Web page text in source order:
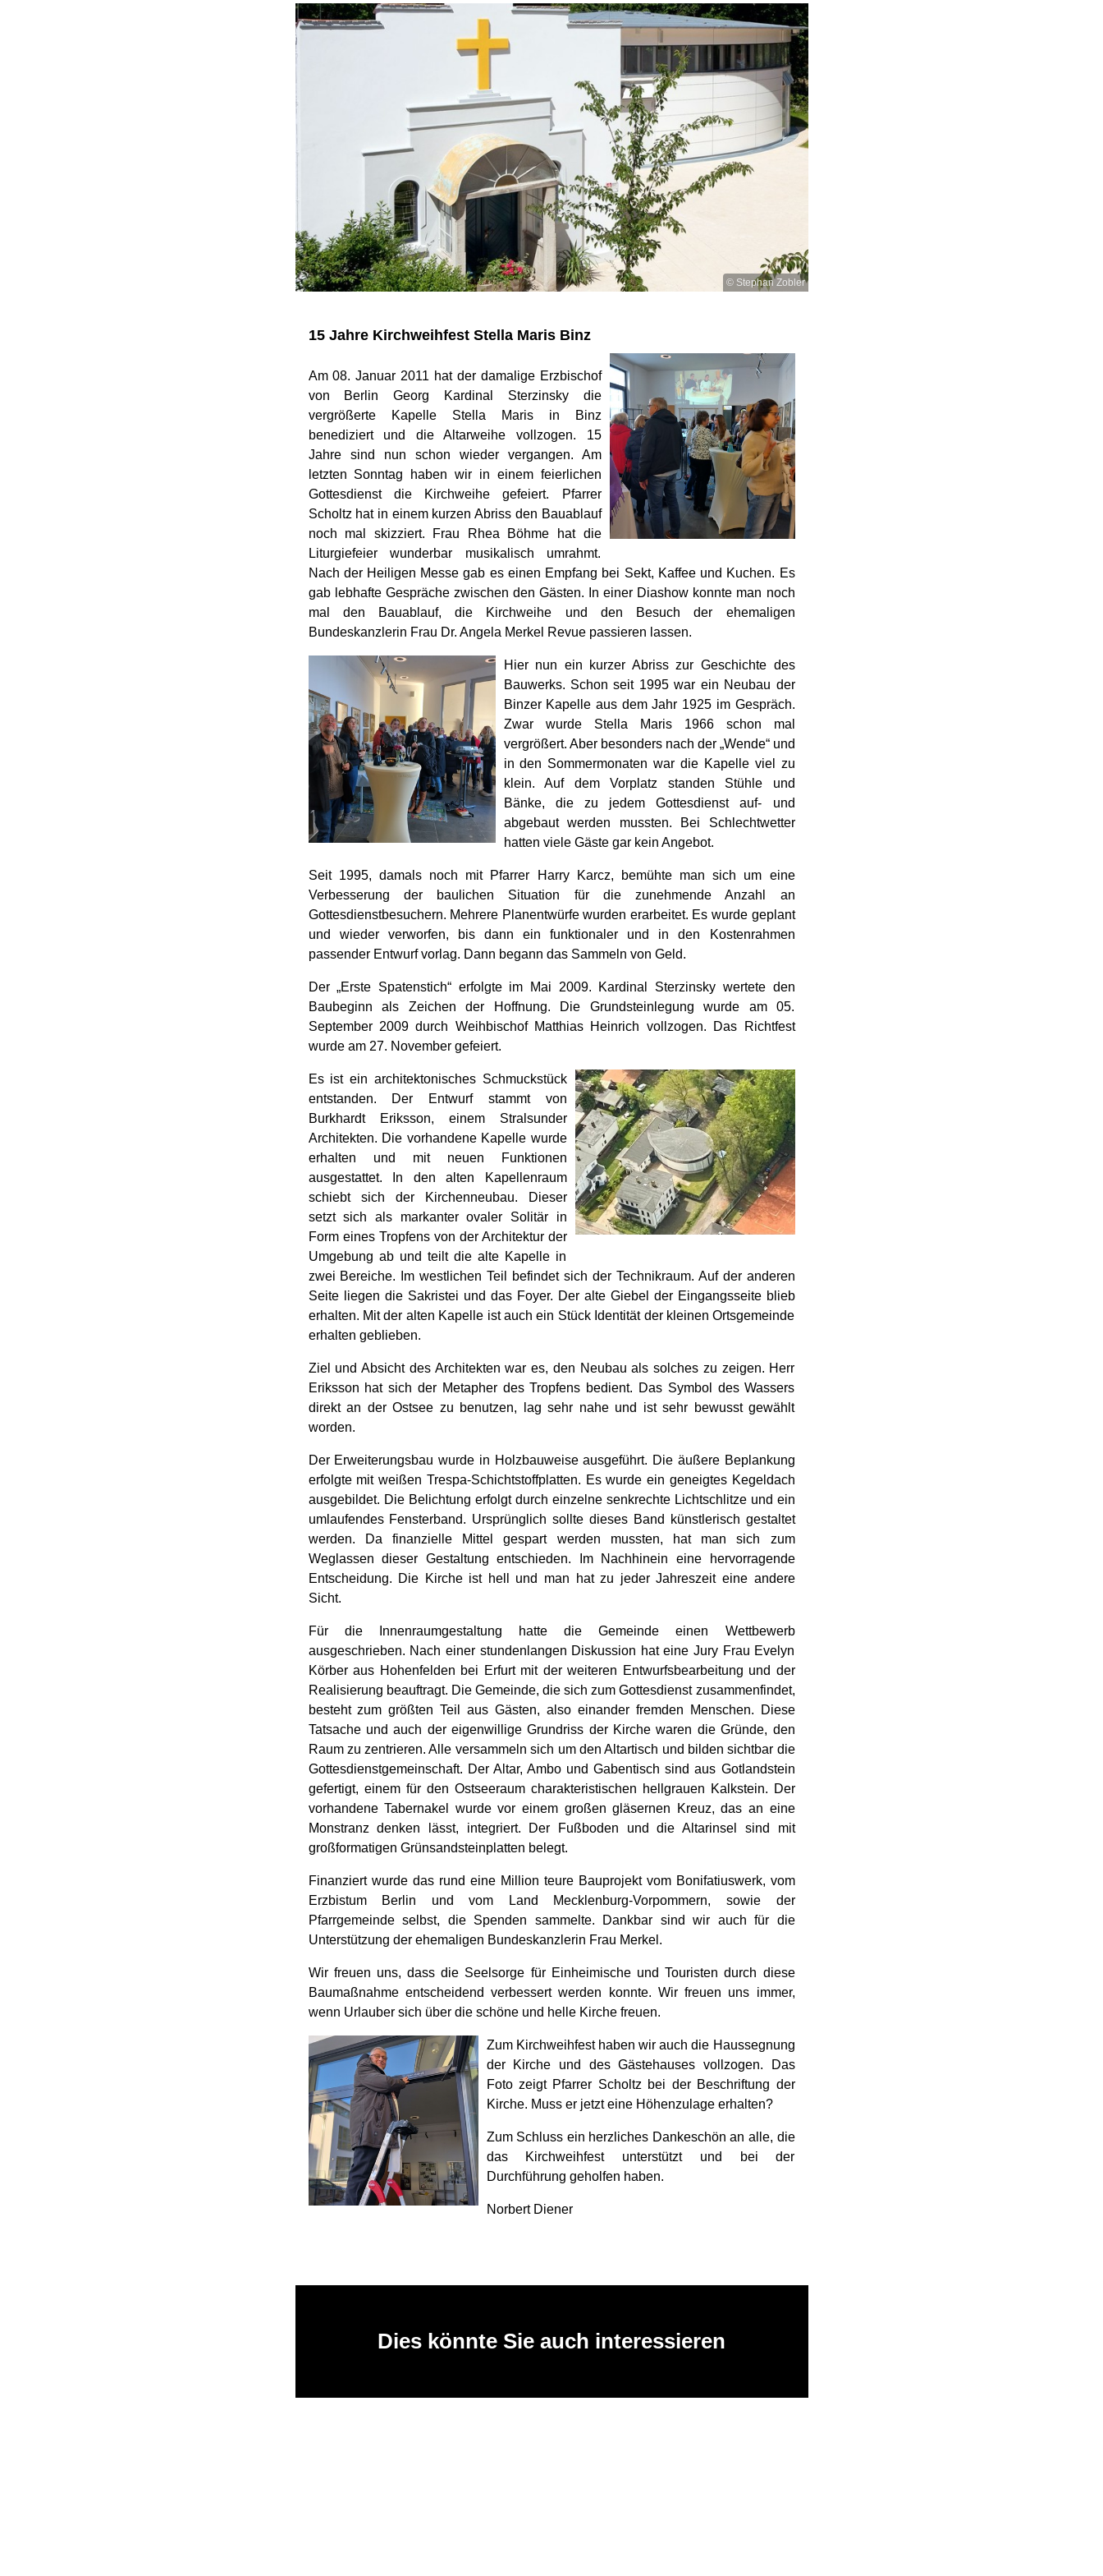
© Stephan Zobler
15 Jahre Kirchweihfest Stella Maris Binz
Am 08. Januar 2011 hat der damalige Erzbischof
von Berlin Georg Kardinal Sterzinsky die
vergrößerte Kapelle Stella Maris in Binz
benediziert und die Altarweihe vollzogen. 15
Jahre sind nun schon wieder vergangen. Am
letzten Sonntag haben wir in einem feierlichen
Gottesdienst die Kirchweihe gefeiert. Pfarrer
Scholtz hat in einem kurzen Abriss den Bauablauf
noch mal skizziert. Frau Rhea Böhme hat die
Liturgiefeier wunderbar musikalisch umrahmt.
Nach der Heiligen Messe gab es einen Empfang bei Sekt, Kaffee und Kuchen. Es
gab lebhafte Gespräche zwischen den Gästen. In einer Diashow konnte man noch
mal den Bauablauf, die Kirchweihe und den Besuch der ehemaligen
Bundeskanzlerin Frau Dr. Angela Merkel Revue passieren lassen.
Hier nun ein kurzer Abriss zur Geschichte des
Bauwerks. Schon seit 1995 war ein Neubau der
Binzer Kapelle aus dem Jahr 1925 im Gespräch.
Zwar wurde Stella Maris 1966 schon mal
vergrößert. Aber besonders nach der „Wende“ und
in den Sommermonaten war die Kapelle viel zu
klein. Auf dem Vorplatz standen Stühle und
Bänke, die zu jedem Gottesdienst auf- und
abgebaut werden mussten. Bei Schlechtwetter
hatten viele Gäste gar kein Angebot.
Seit 1995, damals noch mit Pfarrer Harry Karcz, bemühte man sich um eine
Verbesserung der baulichen Situation für die zunehmende Anzahl an
Gottesdienstbesuchern. Mehrere Planentwürfe wurden erarbeitet. Es wurde geplant
und wieder verworfen, bis dann ein funktionaler und in den Kostenrahmen
passender Entwurf vorlag. Dann begann das Sammeln von Geld.
Der „Erste Spatenstich“ erfolgte im Mai 2009. Kardinal Sterzinsky wertete den
Baubeginn als Zeichen der Hoffnung. Die Grundsteinlegung wurde am 05.
September 2009 durch Weihbischof Matthias Heinrich vollzogen. Das Richtfest
wurde am 27. November gefeiert.
Es ist ein architektonisches Schmuckstück
entstanden. Der Entwurf stammt von
Burkhardt Eriksson, einem Stralsunder
Architekten. Die vorhandene Kapelle wurde
erhalten und mit neuen Funktionen
ausgestattet. In den alten Kapellenraum
schiebt sich der Kirchenneubau. Dieser
setzt sich als markanter ovaler Solitär in
Form eines Tropfens von der Architektur der
Umgebung ab und teilt die alte Kapelle in
zwei Bereiche. Im westlichen Teil befindet sich der Technikraum. Auf der anderen
Seite liegen die Sakristei und das Foyer. Der alte Giebel der Eingangsseite blieb
erhalten. Mit der alten Kapelle ist auch ein Stück Identität der kleinen Ortsgemeinde
erhalten geblieben.
Ziel und Absicht des Architekten war es, den Neubau als solches zu zeigen. Herr
Eriksson hat sich der Metapher des Tropfens bedient. Das Symbol des Wassers
direkt an der Ostsee zu benutzen, lag sehr nahe und ist sehr bewusst gewählt
worden.
Der Erweiterungsbau wurde in Holzbauweise ausgeführt. Die äußere Beplankung
erfolgte mit weißen Trespa-Schichtstoffplatten. Es wurde ein geneigtes Kegeldach
ausgebildet. Die Belichtung erfolgt durch einzelne senkrechte Lichtschlitze und ein
umlaufendes Fensterband. Ursprünglich sollte dieses Band künstlerisch gestaltet
werden. Da finanzielle Mittel gespart werden mussten, hat man sich zum
Weglassen dieser Gestaltung entschieden. Im Nachhinein eine hervorragende
Entscheidung. Die Kirche ist hell und man hat zu jeder Jahreszeit eine andere
Sicht.
Für die Innenraumgestaltung hatte die Gemeinde einen Wettbewerb
ausgeschrieben. Nach einer stundenlangen Diskussion hat eine Jury Frau Evelyn
Körber aus Hohenfelden bei Erfurt mit der weiteren Entwurfsbearbeitung und der
Realisierung beauftragt. Die Gemeinde, die sich zum Gottesdienst zusammenfindet,
besteht zum größten Teil aus Gästen, also einander fremden Menschen. Diese
Tatsache und auch der eigenwillige Grundriss der Kirche waren die Gründe, den
Raum zu zentrieren. Alle versammeln sich um den Altartisch und bilden sichtbar die
Gottesdienstgemeinschaft. Der Altar, Ambo und Gabentisch sind aus Gotlandstein
gefertigt, einem für den Ostseeraum charakteristischen hellgrauen Kalkstein. Der
vorhandene Tabernakel wurde vor einem großen gläsernen Kreuz, das an eine
Monstranz denken lässt, integriert. Der Fußboden und die Altarinsel sind mit
großformatigen Grünsandsteinplatten belegt.
Finanziert wurde das rund eine Million teure Bauprojekt vom Bonifatiuswerk, vom
Erzbistum Berlin und vom Land Mecklenburg-Vorpommern, sowie der
Pfarrgemeinde selbst, die Spenden sammelte. Dankbar sind wir auch für die
Unterstützung der ehemaligen Bundeskanzlerin Frau Merkel.
Wir freuen uns, dass die Seelsorge für Einheimische und Touristen durch diese
Baumaßnahme entscheidend verbessert werden konnte. Wir freuen uns immer,
wenn Urlauber sich über die schöne und helle Kirche freuen.
Zum Kirchweihfest haben wir auch die Haussegnung
der Kirche und des Gästehauses vollzogen. Das
Foto zeigt Pfarrer Scholtz bei der Beschriftung der
Kirche. Muss er jetzt eine Höhenzulage erhalten?
Zum Schluss ein herzliches Dankeschön an alle, die
das Kirchweihfest unterstützt und bei der
Durchführung geholfen haben.
Norbert Diener
Dies könnte Sie auch interessieren